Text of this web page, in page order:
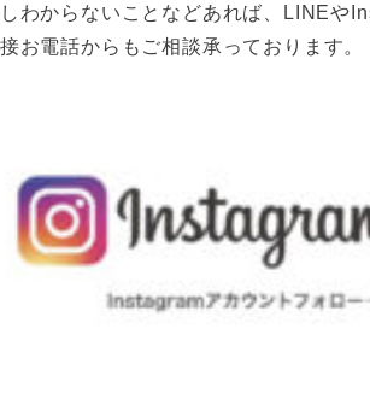
わからないことなどあれば、LINEや
お電話からもご相談承っております。